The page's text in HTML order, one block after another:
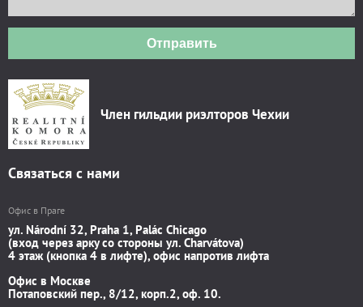
Отправить
Член гильдии риэлторов Чехии
Связаться с нами
Офис в Праге
ул. Národní 32, Praha 1, Palác Chicago
(вход через арку со стороны ул. Charvátova)
4 этаж (кнопка 4 в лифте), офис напротив лифта
Офис в Москве
Потаповский пер., 8/12, корп.2, оф. 10.